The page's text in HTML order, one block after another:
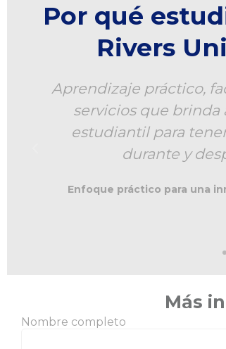
Por qué
Rivers
Aprendizaje práctico,
servicios que brinda
estudiantil para
durante y
Enfoque práctico para una
Más
Nombre completo